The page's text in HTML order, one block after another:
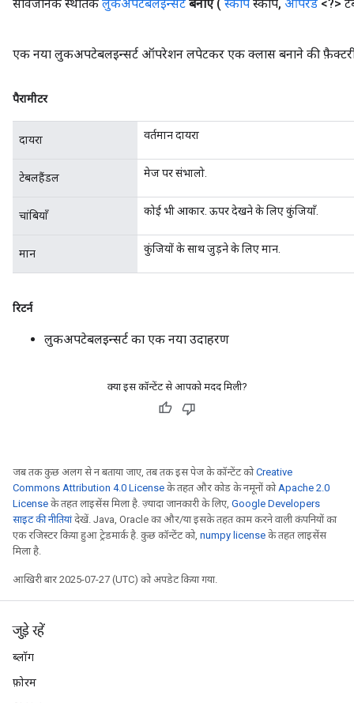
सार्वजनिक स्थैतिक लुकअपटेबलइन्सर्ट बनाएं ( स्कोप स्कोप, ऑपरेंड <?>
एक नया लुकअपटेबलइन्सर्ट ऑपरेशन लपेटकर एक क्लास बनाने की फ़ैक्टरी
पैरामीटर
दायरा वर्तमान दायरा
टेबलहैंडल मेज पर संभालो.
चांबियाँ कोई भी आकार. ऊपर देखने के लिए कुंजियाँ.
मान कुंजियों के साथ जुड़ने के लिए मान.
रिटर्न
लुकअपटेबलइन्सर्ट का एक नया उदाहरण
क्या इस कॉन्टेंट से आपको मदद मिली?
जब तक कुछ अलग से न बताया जाए, तब तक इस पेज के कॉन्टेंट कोCreative
Commons Attribution 4.0 License के तहत और कोड के नमूनों कोApache 2.0
License के तहत लाइसेंस मिला है. ज़्यादा जानकारी के लिए, Google Developers
साइट की नीतियांदेखें. Java, Oracle का और/या इसके तहत काम करने वाली कंपनियों का
एक रजिस्टर किया हुआ ट्रेडमार्क है. कुछ कॉन्टेंट को, numpy license के तहत लाइसेंस
मिला है.
आखिरी बार 2025-07-27 (UTC) को अपडेट किया गया.
जुड़े रहें
ब्लॉग
फ़ोरम